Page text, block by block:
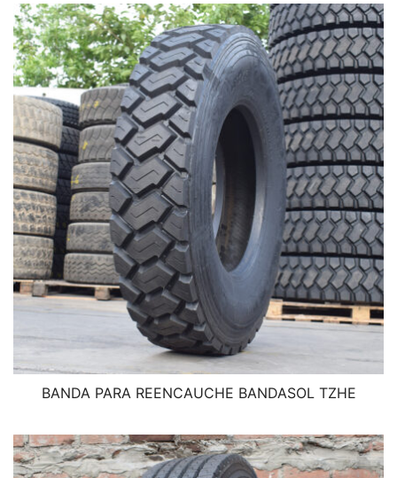
BANDA PARA REENCAUCHE BANDASOL TZHE